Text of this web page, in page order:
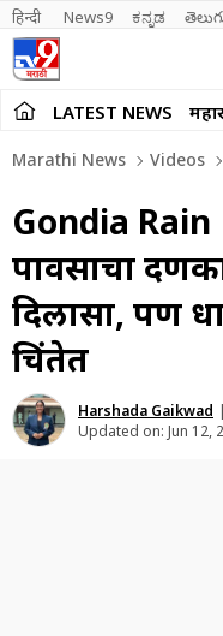
हिन्दी News9 ಕನ್ನಡ
LATEST NEWS
Marathi News Videos
Gondia Rain
पावसाचा
दिलासा, पण
चिंतेत
Harshada Gaikwad |
Updated on: Jun 12,